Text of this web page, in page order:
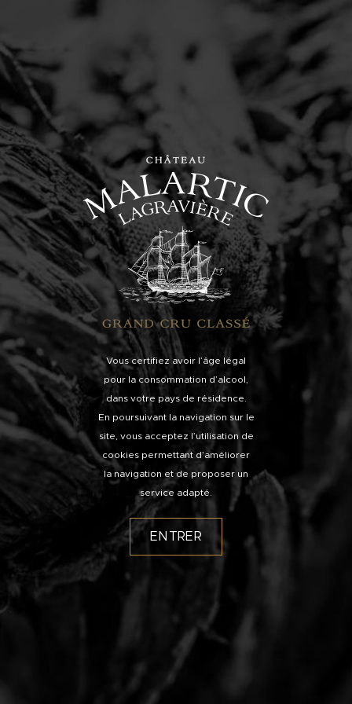
Vous certifiez avoir l’âge légal
pour la consommation d’alcool,
dans votre pays de résidence.
En poursuivant la navigation sur le
site, vous acceptez l’utilisation de
cookies permettant d’améliorer
la navigation et de proposer un
service adapté.
ENTRER